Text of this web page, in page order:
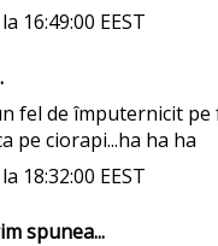
16:49:00 EEST
fel de împuternicit
pe ciorapi...ha ha ha
18:32:00 EEST
spunea...